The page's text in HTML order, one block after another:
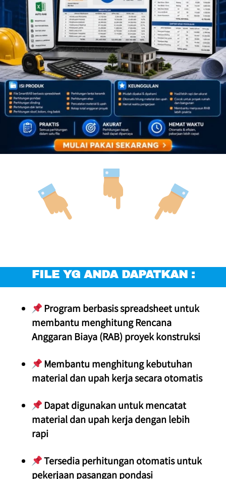
FILE YG ANDA DAPATKAN :
Program berbasis spreadsheet untuk
membantu menghitung Rencana
Anggaran Biaya (RAB) proyek konstruksi
Membantu menghitung kebutuhan
material dan upah kerja secara otomatis
Dapat digunakan untuk mencatat
material dan upah kerja dengan lebih
rapi
Tersedia perhitungan otomatis untuk
pekerjaan pasangan pondasi